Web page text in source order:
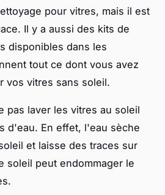
pour vitres, mais il est
Il y a aussi des kits de
disponibles dans les
tout ce dont vous avez
vos vitres sans soleil.
pas laver les vitres au soleil
d'eau. En effet, l'eau sèche
et laisse des traces sur
soleil peut endommager le